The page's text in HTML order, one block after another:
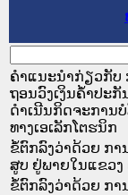
ຄຳແນະນຳກ່ຽວກັບ
ຖອນວົງເງິນຄ້ຳປະ
ດຳເນີນກິດຈະການ
ທາງເອເລັກໂຕຮນິກ
ຂໍ້ຕົກລົງວ່າດ້ວຍ ກ
ສູບ ຢູ່ພາຍໃນແຂວງ
ຂໍ້ຕົກລົງວ່າດ້ວຍ ກ